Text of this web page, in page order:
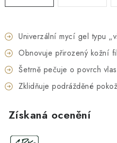
Univerzální mycí gel typu
Obnovuje přirozený kožní
Šetrně pečuje o povrch
Zklidňuje podrážděné
Získaná ocenění